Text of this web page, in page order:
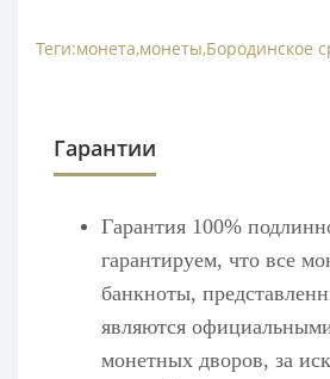
Теги:монета,монеты,Бородинское
Гарантии
Гарантия 100%
гарантируем, что все
банкноты,
являются
монетных дворов, за